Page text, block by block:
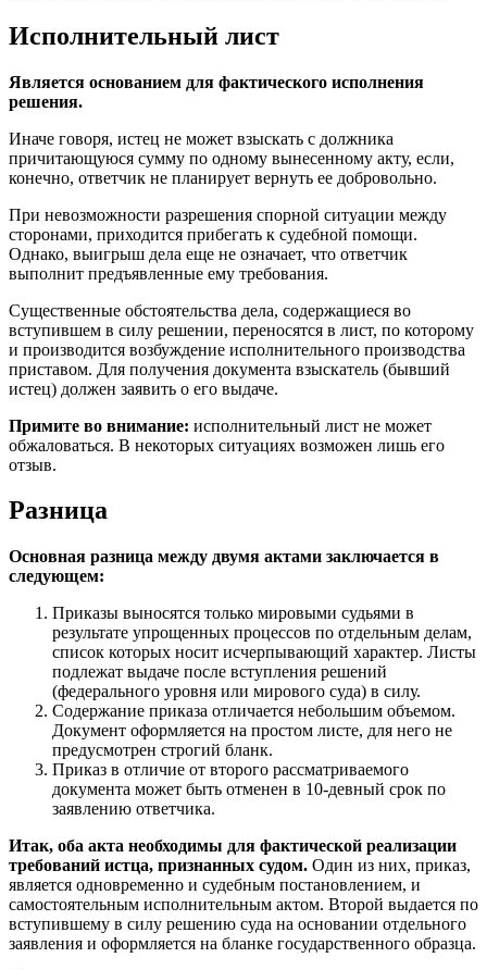
Исполнительный лист
Является основанием для фактического исполнения
решения.
Иначе говоря, истец не может взыскать с должника
причитающуюся сумму по одному вынесенному акту, если,
конечно, ответчик не планирует вернуть ее добровольно.
При невозможности разрешения спорной ситуации между
сторонами, приходится прибегать к судебной помощи.
Однако, выигрыш дела еще не означает, что ответчик
выполнит предъявленные ему требования.
Существенные обстоятельства дела, содержащиеся во
вступившем в силу решении, переносятся в лист, по которому
и производится возбуждение исполнительного производства
приставом. Для получения документа взыскатель (бывший
истец) должен заявить о его выдаче.
Примите во внимание: исполнительный лист не может
обжаловаться. В некоторых ситуациях возможен лишь его
отзыв.
Разница
Основная разница между двумя актами заключается в
следующем:
Приказы выносятся только мировыми судьями в
результате упрощенных процессов по отдельным делам,
список которых носит исчерпывающий характер. Листы
подлежат выдаче после вступления решений
(федерального уровня или мирового суда) в силу.
Содержание приказа отличается небольшим объемом.
Документ оформляется на простом листе, для него не
предусмотрен строгий бланк.
Приказ в отличие от второго рассматриваемого
документа может быть отменен в 10-девный срок по
заявлению ответчика.
Итак, оба акта необходимы для фактической реализации
требований истца, признанных судом. Один из них, приказ,
является одновременно и судебным постановлением, и
самостоятельным исполнительным актом. Второй выдается по
вступившему в силу решению суда на основании отдельного
заявления и оформляется на бланке государственного образца.